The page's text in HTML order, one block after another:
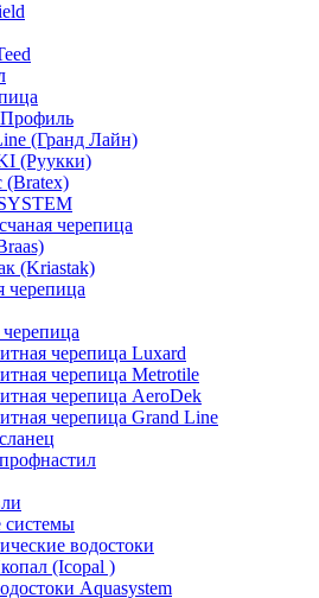
(Гранд Лайн)
(Руукки)
(Bratex)
черепица
(Kriastak)
черепица
черепица Luxard
черепица Metrotile
черепица AeroDek
черепица Grand Line
системы
водостоки
(Icopal )
Aquasystem